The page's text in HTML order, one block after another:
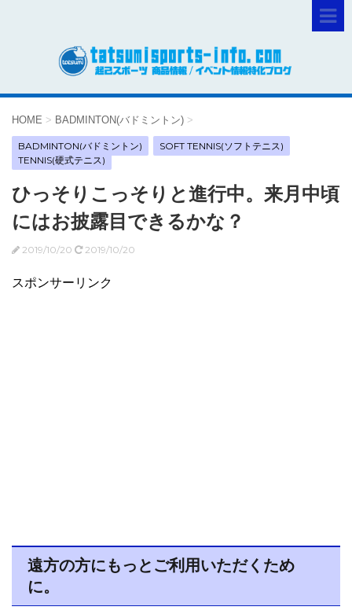
HOME > BADMINTON(バドミントン) >
BADMINTON(バドミントン)
SOFT TENNIS(ソフトテニス)
TENNIS(硬式テニス)
ひっそりこっそりと進行中。来月中頃
にはお披露目できるかな？
2019/10/20 2019/10/20
スポンサーリンク
遠方の方にもっとご利用いただくため
に。